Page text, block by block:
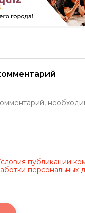
публикации
персональных